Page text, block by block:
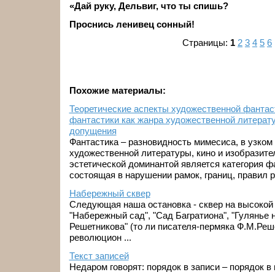
«Дай руку, Дельвиг, что ты спишь?
Проснись ленивец сонный!
Страницы: 1 2 3 4 5 6
Похожие материалы:
Теоретические аспекты художественной
фантастики как жанра художественной
допущения
Фантастика – разновидность мимесиса, в
художественной литературы, кино и
эстетической доминантой является категория
состоящая в нарушении рамок, границ, правил
Набережный сквер
Следующая наша остановка - сквер на
"Набережный сад", "Сад Багратиона", "Гулянье
Решетникова" (то ли писателя-пермяка
революцион ...
Текст записей
Недаром говорят: порядок в записи – порядок